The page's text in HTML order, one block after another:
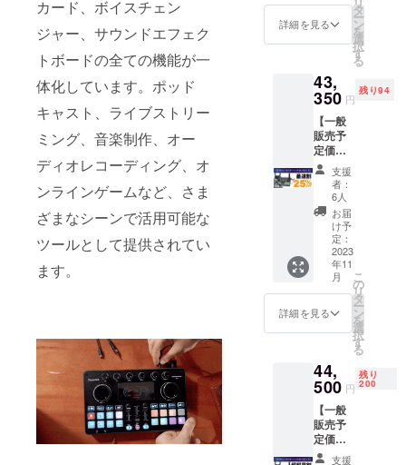
カード、ボイスチェン
ジャー、サウンドエフェク
トボードの全ての機能が一
体化しています。ポッド
キャスト、ライブストリー
ミング、音楽制作、オー
ディオレコーディング、オ
ンラインゲームなど、さま
ざまなシーンで活用可能な
ツールとして提供されてい
ます。
ご注文
状況、
給状
況、製
造工程
上の都
合等に
より出
荷時期
が遅れ
る場合
があり
ます。
正規販
売価格
下がる
可能性
もござ
いま
す。 ※
デザイ
ン・仕
様は変
更にな
る可能
性もご
ざいま
す。ご
了承く
ださ
ご注文
状況、
給状
況、製
造工程
上の都
合等に
より出
荷時期
ケーブ
ル×1 ・
ショッ
クマウ
ント×1
・マイ
ク
フォー
ムカ
バー×1
※皆様の
ご支援
により
量産効
率が向
上した
場合、
正規販
売価格
下がる
可能性
もござ
いま
す。 ※
デザイ
ン・仕
M1 本
体×1 ・
3.5mm
オー
ケーブ
ル×2 ・
USB-C
データ/
充電
ケーブ
ル×2 ・
フック&
ループ
×5 ・
STU1+1
マイク
×1 ・
XLR-
XLR
ケーブ
ル×1 ・
ショッ
クマウ
ント×1
・マイ
ク
フォー
ムカ
詳細を見る
タ
ー
ン
を
選
択
す
る
43,
350 円
残り94
【一般
販売予
定価格
57,800
円の
25%オ
フ】(税
込・送
料無料)
Comma
nder
M1 本
体×1 ・
3.5mm
オー
ケーブ
ル×2 ・
USB-C
データ/
充電
ケーブ
ル×2 ・
支援
者：
6人
お届
け予
定：
2023
年11
月
詳細を見る
こ
の
リ
タ
ー
ン
を
選
択
す
る
44,
500 円
残り
200
【一般
販売予
定価格
57,800
支援